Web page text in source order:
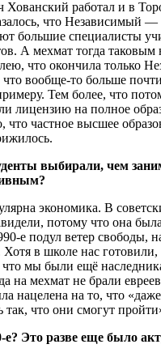
Хованский работал и в
что Независимый —
большие специалисты
А мехмат тогда
что окончила только
что вообще-то больше
Тем более, что
лицензию на полное
что частное высшее
выбирали, чем
экономика. В
потому что она
е подул ветер свободы,
в школе нас
мы были ещё
на мехмат не брали
нацелена на то, что
так, что они смогут
Это разве еще было